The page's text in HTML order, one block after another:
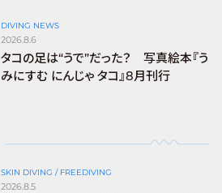
DIVING NEWS
2026.8.6
タコの足は“うで”だった？ 写真絵本『う
みにすむ にんじゃ タコ』8月刊行
SKIN DIVING / FREEDIVING
2026.8.5